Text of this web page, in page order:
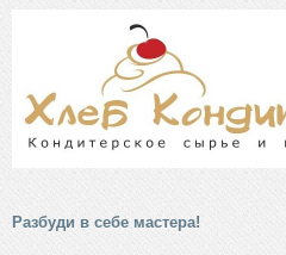
Разбуди в себе мастера!